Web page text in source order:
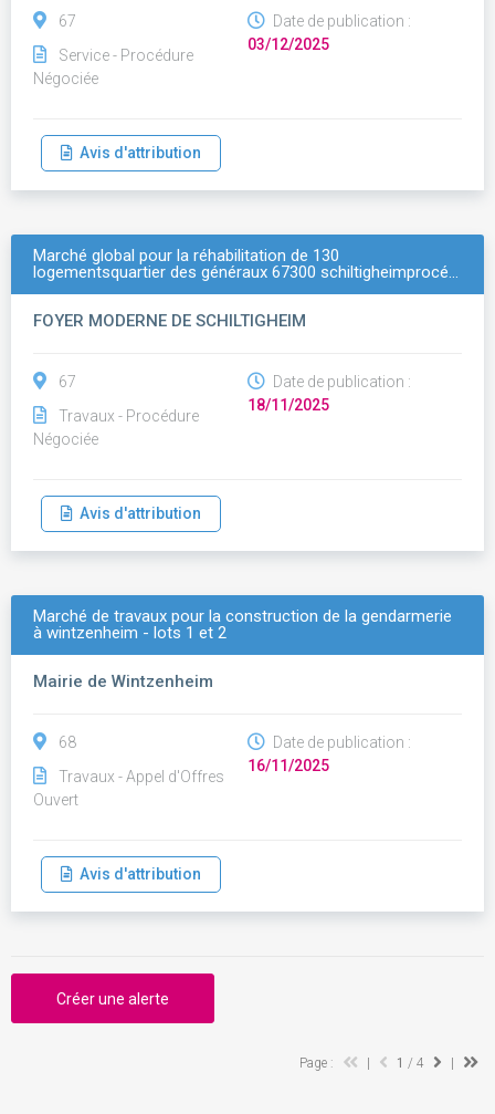
67
Service - Procédure
Négociée
Date de publication :
03/12/2025
Avis d'attribution
Marché global pour la réhabilitation de 130
logementsquartier des généraux 67300 schiltigheimprocé…
FOYER MODERNE DE SCHILTIGHEIM
67
Travaux - Procédure
Négociée
Date de publication :
18/11/2025
Avis d'attribution
Marché de travaux pour la construction de la gendarmerie
à wintzenheim - lots 1 et 2
Mairie de Wintzenheim
68
Travaux - Appel d'Offres
Ouvert
Date de publication :
16/11/2025
Avis d'attribution
Créer une alerte
Page : 1 / 4